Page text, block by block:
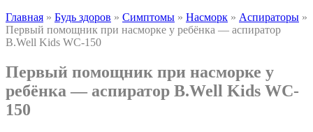
Главная » Будь здоров » Симптомы » Насморк » Аспираторы »
Первый помощник при насморке у ребёнка — аспиратор
B.Well Kids WC-150
Первый помощник при насморке у
ребёнка — аспиратор B.Well Kids WC-
150